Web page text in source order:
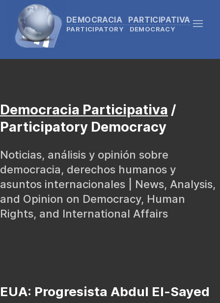
DEMOCRACIA PARTICIPATIVA
PARTICIPATORY DEMOCRACY
Democracia Participativa /
Participatory Democracy
Noticias, análisis y opinión sobre
democracia, derechos humanos y
asuntos internacionales | News, Analysis,
and Opinion on Democracy, Human
Rights, and International Affairs
EUA: Progresista Abdul El-Sayed